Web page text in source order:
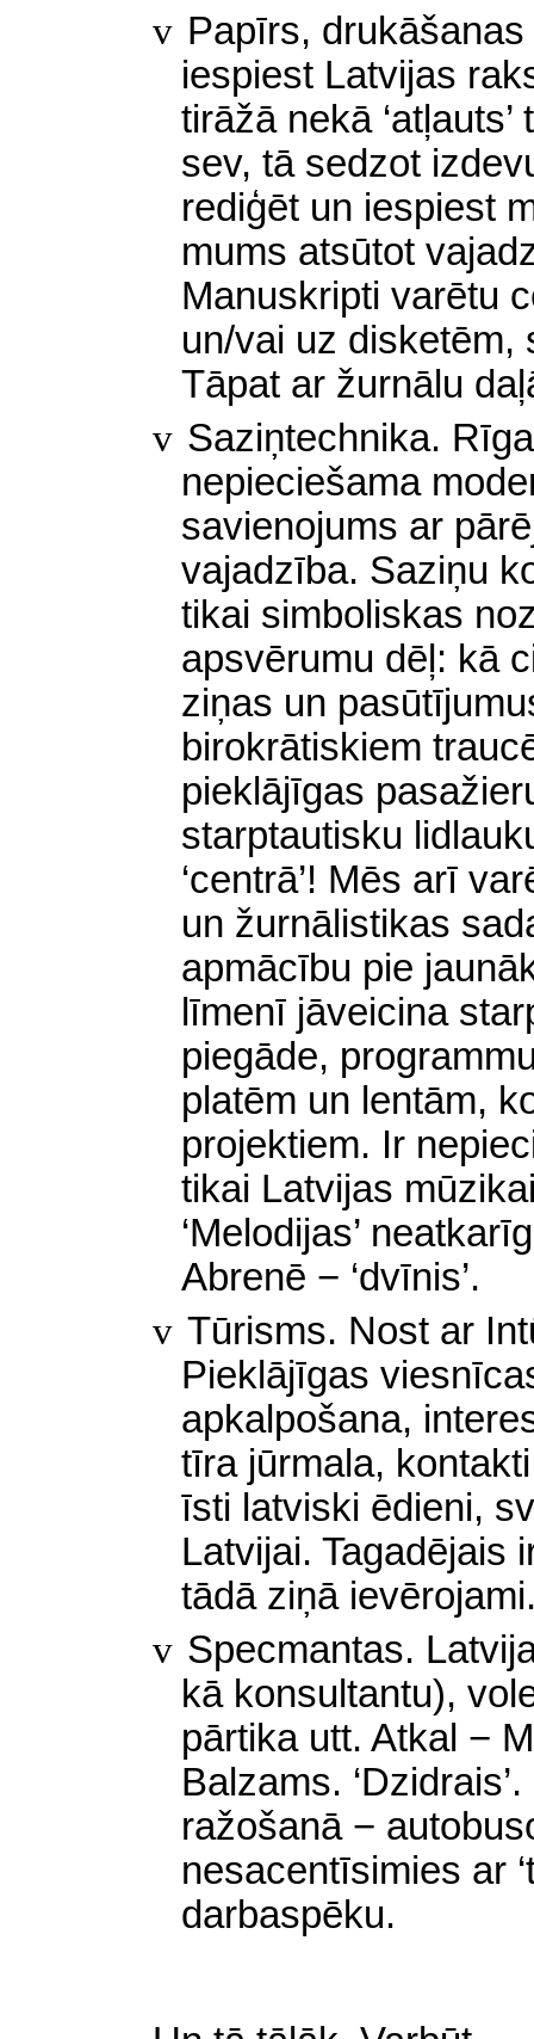
v Papīrs,
iespiest Latvijas
tirāžā nekā
sev, tā sedzot
rediģēt un iespiest
mums atsūtot
Manuskripti varētu
un/vai uz disketēm,
Tāpat ar žurnālu
v Saziņtechnika.
nepieciešama
savienojums ar
vajadzība. Saziņu
tikai simboliskas
apsvērumu dēļ: kā
ziņas un
birokrātiskiem
pieklājīgas
starptautisku
‘centrā’! Mēs arī
un žurnālistikas
apmācību pie
līmenī jāveicina
piegāde,
platēm un lentām,
projektiem. Ir
tikai Latvijas
‘Melodijas’
Abrenē − ‘dvīnis’.
v Tūrisms. Nost ar
Pieklājīgas
apkalpošana,
tīra jūrmala,
īsti latviski ēdieni,
Latvijai. Tagadējais
tādā ziņā
v Specmantas.
kā konsultantu),
pārtika utt. Atkal −
Balzams.
ražošanā −
nesacentīsimies ar
darbaspēku.